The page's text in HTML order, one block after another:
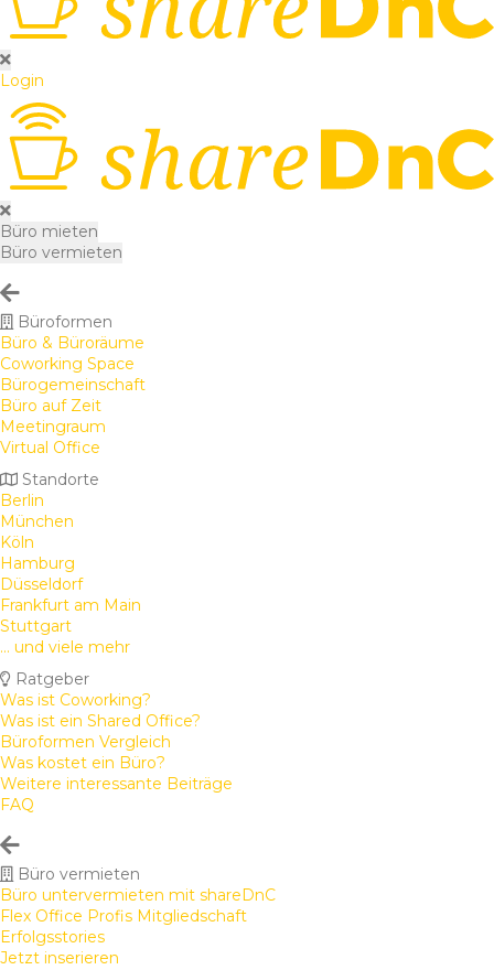
Login
Büro mieten
Büro vermieten
Büroformen
Büro & Büroräume
Coworking Space
Bürogemeinschaft
Büro auf Zeit
Meetingraum
Virtual Office
Standorte
Berlin
München
Köln
Hamburg
Düsseldorf
Frankfurt am Main
Stuttgart
... und viele mehr
Ratgeber
Was ist Coworking?
Was ist ein Shared Office?
Büroformen Vergleich
Was kostet ein Büro?
Weitere interessante Beiträge
FAQ
Büro vermieten
Büro untervermieten mit shareDnC
Flex Office Profis Mitgliedschaft
Erfolgsstories
Jetzt inserieren